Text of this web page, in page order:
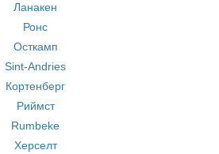
Ланакен
Ронс
Осткамп
Sint-Andries
Кортенберг
Риймст
Rumbeke
Херселт